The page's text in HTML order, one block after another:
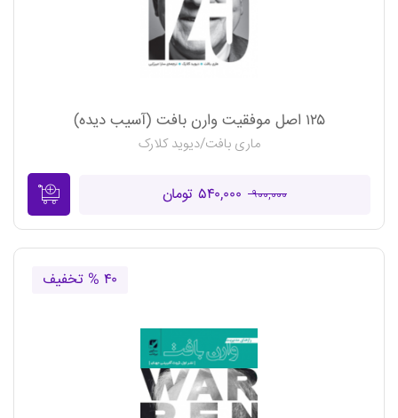
۱۲۵ اصل موفقیت وارن بافت (آسیب دیده)
ماری بافت/دیوید کلارک
۹۰۰,۰۰۰ ۵۴۰,۰۰۰ تومان
۴۰ % تخفیف